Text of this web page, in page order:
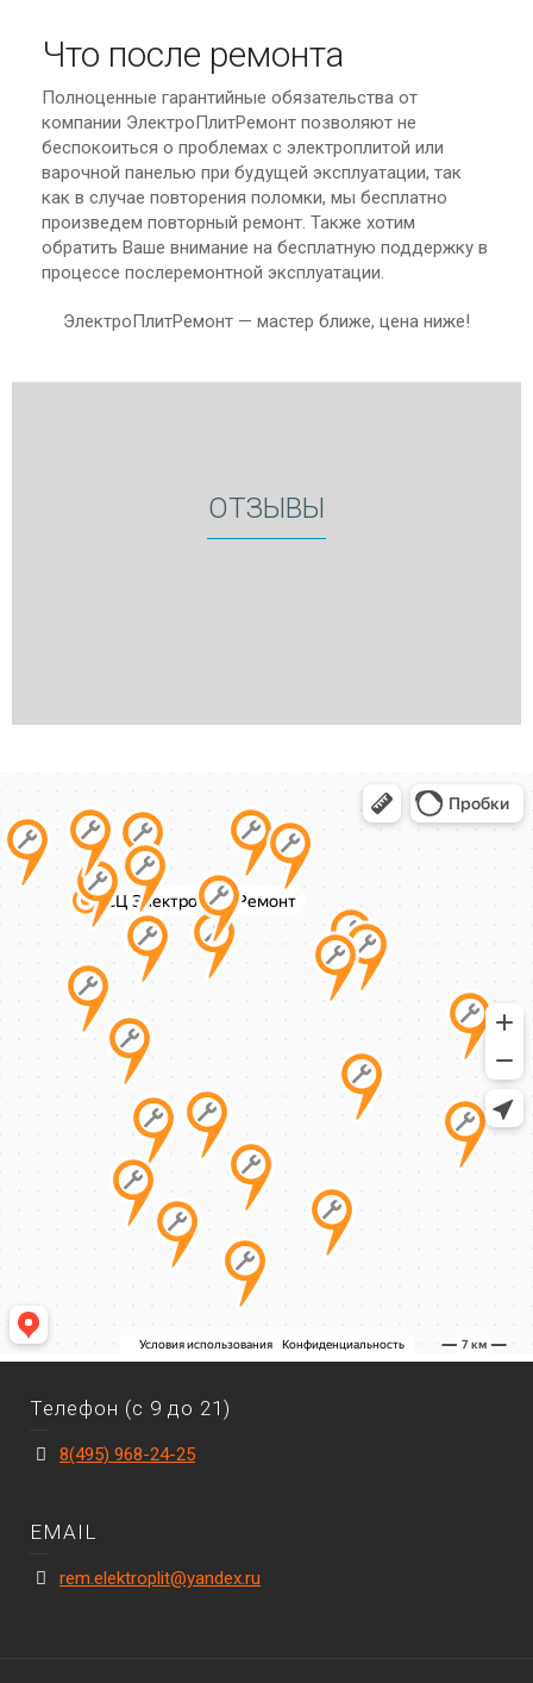
Что после ремонта
Полноценные гарантийные обязательства от
компании ЭлектроПлитРемонт позволяют не
беспокоиться о проблемах с электроплитой или
варочной панелью при будущей эксплуатации, так
как в случае повторения поломки, мы бесплатно
произведем повторный ремонт. Также хотим
обратить Ваше внимание на бесплатную поддержку в
процессе послеремонтной эксплуатации.
ЭлектроПлитРемонт — мастер ближе, цена ниже!
ОТЗЫВЫ
Телефон (с 9 до 21)
8(495) 968-24-25
EMAIL
rem.elektroplit@yandex.ru